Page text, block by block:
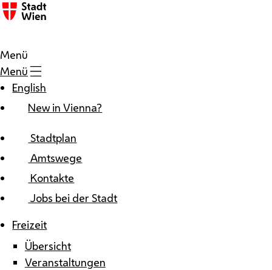
Zum Inhalt
Menü
Menü
English
New in Vienna?
Stadtplan
Amtswege
Kontakte
Jobs bei der Stadt
Freizeit
Übersicht
Veranstaltungen